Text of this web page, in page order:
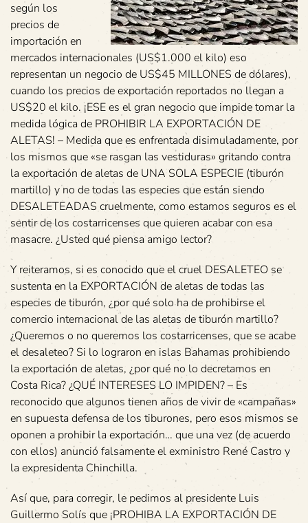
según los
precios de
importación en
mercados internacionales (US$1.000 el kilo) eso
representan un negocio de US$45 MILLONES de dólares),
cuando los precios de exportación reportados no llegan a
US$20 el kilo. ¡ESE es el gran negocio que impide tomar la
medida lógica de PROHIBIR LA EXPORTACIÓN DE
ALETAS! – Medida que es enfrentada disimuladamente, por
los mismos que «se rasgan las vestiduras» gritando contra
la exportación de aletas de UNA SOLA ESPECIE (tiburón
martillo) y no de todas las especies que están siendo
DESALETEADAS cruelmente, como estamos seguros es el
sentir de los costarricenses que quieren acabar con esa
masacre. ¿Usted qué piensa amigo lector?
Y reiteramos, si es conocido que el cruel DESALETEO se
sustenta en la EXPORTACIÓN de aletas de todas las
especies de tiburón, ¿por qué solo ha de prohibirse el
comercio internacional de las aletas de tiburón martillo?
¿Queremos o no queremos los costarricenses, que se acabe
el desaleteo? Si lo lograron en islas Bahamas prohibiendo
la exportación de aletas, ¿por qué no lo decretamos en
Costa Rica? ¿QUÉ INTERESES LO IMPIDEN? – Es
reconocido que algunos tienen años de vivir de «campañas»
en supuesta defensa de los tiburones, pero esos mismos se
oponen a prohibir la exportación… que una vez (de acuerdo
con ellos) anunció falsamente el exministro René Castro y
la expresidenta Chinchilla.
Así que, para corregir, le pedimos al presidente Luis
Guillermo Solís que ¡PROHIBA LA EXPORTACIÓN DE